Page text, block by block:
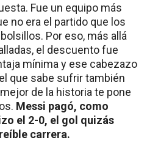
Fue un equipo más
no era el partido que los
Por eso, más allá
el descuento fue
mínima y ese cabezazo
que sabe sufrir también
de la historia te pone
Messi pagó, como
el 2-0, el gol quizás
carrera.